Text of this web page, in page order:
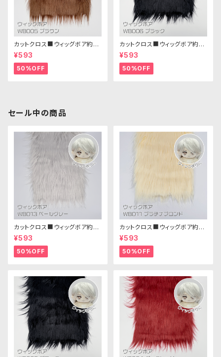
カットクロス■ウィッグボア約8c
m(ブラウン)WB005ボア生地 2
5cm × 45cm
¥593
50%OFF
カットクロス■ウィッグボア約8c
m(ブラック)WB006ボア生地 2
5cm × 45cm
¥593
50%OFF
セール中の商品
カットクロス■ウィッグボア約8c
m(ペールグレー)WB013 ボア
生地 25cm × 45cm
¥593
50%OFF
カットクロス■ウィッグボア約8c
m(プラチナブロンド)WB011 ボ
ア生地 25cm × 45cm
¥593
50%OFF